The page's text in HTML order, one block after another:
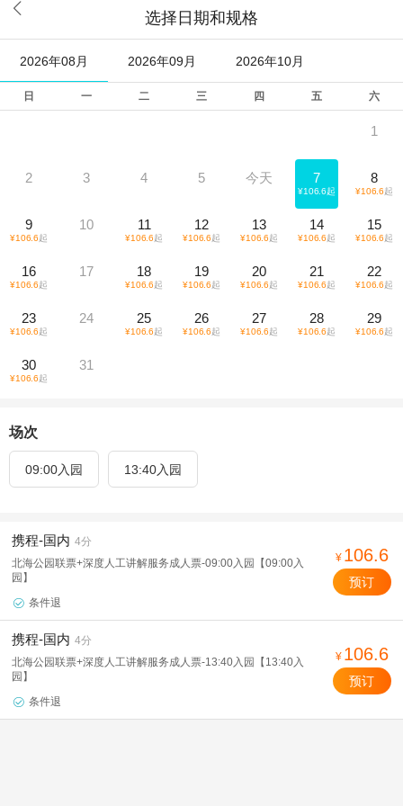

选择日期和规格
2026年08月 2026年09月 2026年10月
日 一 二 三 四 五 六
1
2 3 4 5 今天 7
¥106.6起
8
¥106.6起
9
¥106.6起
10 11
¥106.6起
12
¥106.6起
13
¥106.6起
14
¥106.6起
15
¥106.6起
16
¥106.6起
17 18
¥106.6起
19
¥106.6起
20
¥106.6起
21
¥106.6起
22
¥106.6起
23
¥106.6起
24 25
¥106.6起
26
¥106.6起
27
¥106.6起
28
¥106.6起
29
¥106.6起
30
¥106.6起
31
场次
09:00入园 13:40入园
携程-国内 4分
北海公园联票+深度人工讲解服务成人票-09:00入园【09:00入
园】
 条件退
¥ 106.6
预订
携程-国内 4分
北海公园联票+深度人工讲解服务成人票-13:40入园【13:40入
园】
 条件退
¥ 106.6
预订